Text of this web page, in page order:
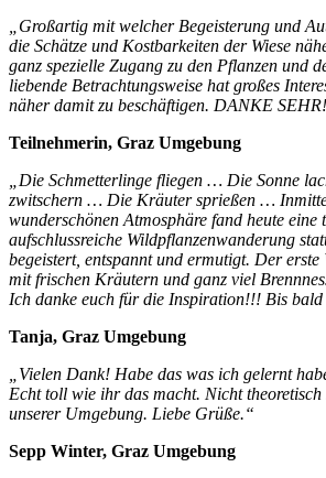
„Großartig mit welcher Begeisterung und
die Schätze und Kostbarkeiten der Wiese
ganz spezielle Zugang zu den Pflanzen und
liebende Betrachtungsweise hat großes
näher damit zu beschäftigen. DANKE
Teilnehmerin, Graz Umgebung
„Die Schmetterlinge fliegen … Die Sonne
zwitschern … Die Kräuter sprießen …
wunderschönen Atmosphäre fand heute eine
aufschlussreiche Wildpflanzenwanderung
begeistert, entspannt und ermutigt. Der
mit frischen Kräutern und ganz viel
Ich danke euch für die Inspiration!!! Bis
Tanja, Graz Umgebung
„Vielen Dank! Habe das was ich gelernt
Echt toll wie ihr das macht. Nicht
unserer Umgebung. Liebe Grüße.“
Sepp Winter, Graz Umgebung